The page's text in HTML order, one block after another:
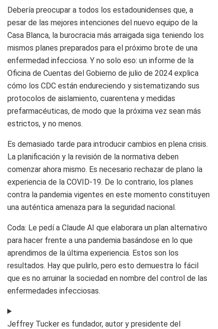
Debería preocupar a todos los estadounidenses que, a
pesar de las mejores intenciones del nuevo equipo de la
Casa Blanca, la burocracia más arraigada siga teniendo los
mismos planes preparados para el próximo brote de una
enfermedad infecciosa. Y no solo eso: un informe de la
Oficina de Cuentas del Gobierno de julio de 2024 explica
cómo los CDC están endureciendo y sistematizando sus
protocolos de aislamiento, cuarentena y medidas
prefarmacéuticas, de modo que la próxima vez sean más
estrictos, y no menos.
Es demasiado tarde para introducir cambios en plena crisis.
La planificación y la revisión de la normativa deben
comenzar ahora mismo. Es necesario rechazar de plano la
experiencia de la COVID-19. De lo contrario, los planes
contra la pandemia vigentes en este momento constituyen
una auténtica amenaza para la seguridad nacional.
Coda: Le pedí a Claude AI que elaborara un plan alternativo
para hacer frente a una pandemia basándose en lo que
aprendimos de la última experiencia. Estos son los
resultados. Hay que pulirlo, pero esto demuestra lo fácil
que es no arruinar la sociedad en nombre del control de las
enfermedades infecciosas.
Jeffrey Tucker es fundador, autor y presidente del